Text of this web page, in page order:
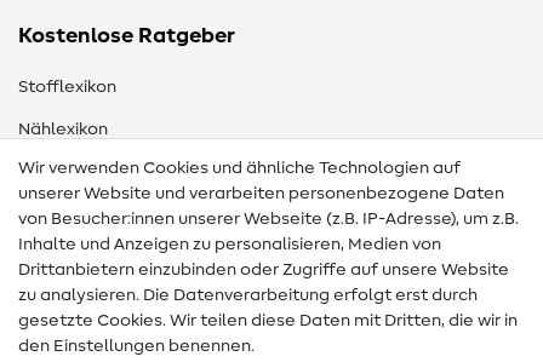
Kostenlose Ratgeber
Stofflexikon
Nählexikon
Nähanleitungen
Hilfe & Kontakt
Kontakt
Infos zum Betreiberwechsel
Wir verwenden Cookies und ähnliche Technologien auf
unserer Website und verarbeiten personenbezogene Daten
von Besucher:innen unserer Webseite (z.B. IP-Adresse), um z.B.
Inhalte und Anzeigen zu personalisieren, Medien von
Drittanbietern einzubinden oder Zugriffe auf unsere Website
zu analysieren. Die Datenverarbeitung erfolgt erst durch
gesetzte Cookies. Wir teilen diese Daten mit Dritten, die wir in
den Einstellungen benennen.